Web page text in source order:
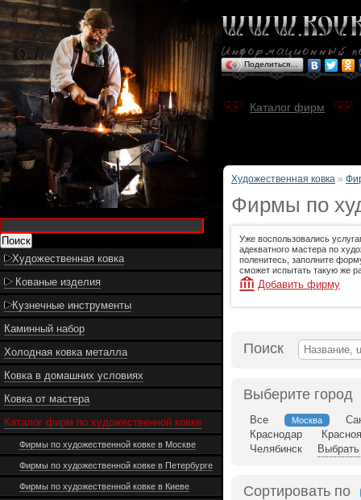
Художественная ковка
Кованые изделия
Кузнечные инструменты
Каминный набор
Холодная ковка металла
Ковка в домашних условиях
Ковка от мастера
Каталог фирм по художественной ковке
Фирмы по художественной ковке в Москве
Фирмы по художественной ковке в Петербурге
Фирмы по художественной ковке в Киеве
Поделиться…
Каталог фирм
Художественная ковка »
Фирмы по
Уже воспользовались
адекватного мастера по
поленитесь, заполните
сможет испытать такую же
Добавить фирму
Поиск
Выберите город
Все Москва
Краснодар
Челябинск
Сортировать по